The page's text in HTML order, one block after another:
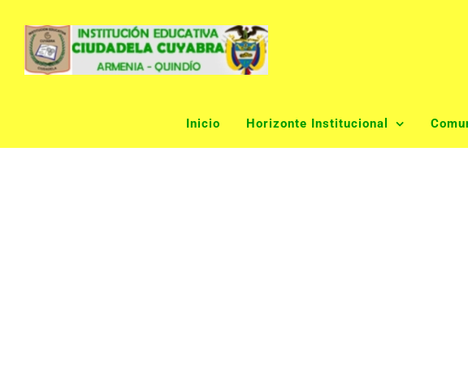
content
Inicio Horizonte Institucional